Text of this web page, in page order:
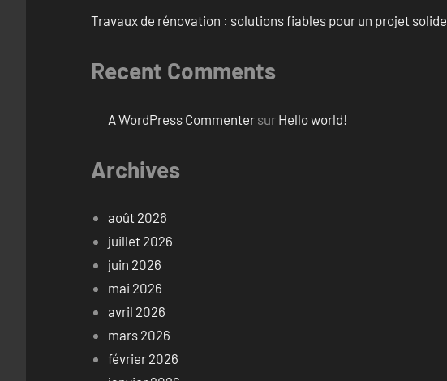
Travaux de rénovation : solutions fiables pour un projet solide
Recent Comments
A WordPress Commenter sur Hello world!
Archives
août 2026
juillet 2026
juin 2026
mai 2026
avril 2026
mars 2026
février 2026